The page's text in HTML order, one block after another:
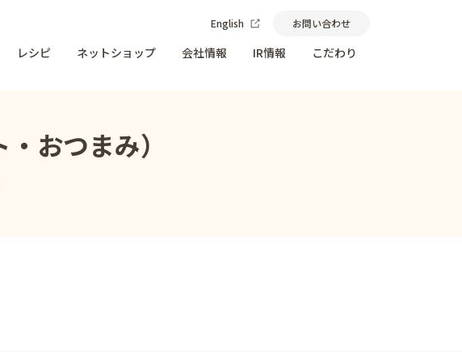
English お問い合わせ
レシピ ネットショップ 会社情報 IR情報 こだわり
おつまみ）